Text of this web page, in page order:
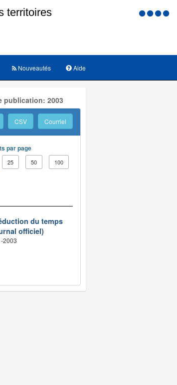
Menu
Aide
Nouveautés
publication: 2003
CSV Courriel
par page
25 50 100
du temps
officiel)
2003